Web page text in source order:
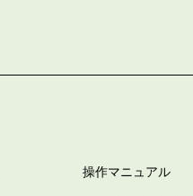
操作マニュアル